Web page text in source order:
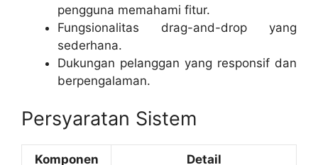
pengguna memahami fitur.
Fungsionalitas drag-and-drop yang
sederhana.
Dukungan pelanggan yang responsif dan
berpengalaman.
Persyaratan Sistem
Komponen Detail